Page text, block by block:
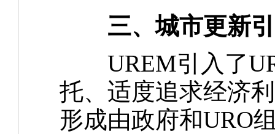
三、城市更新
UREM引入了
托、适度追求经济
形成由政府和URO